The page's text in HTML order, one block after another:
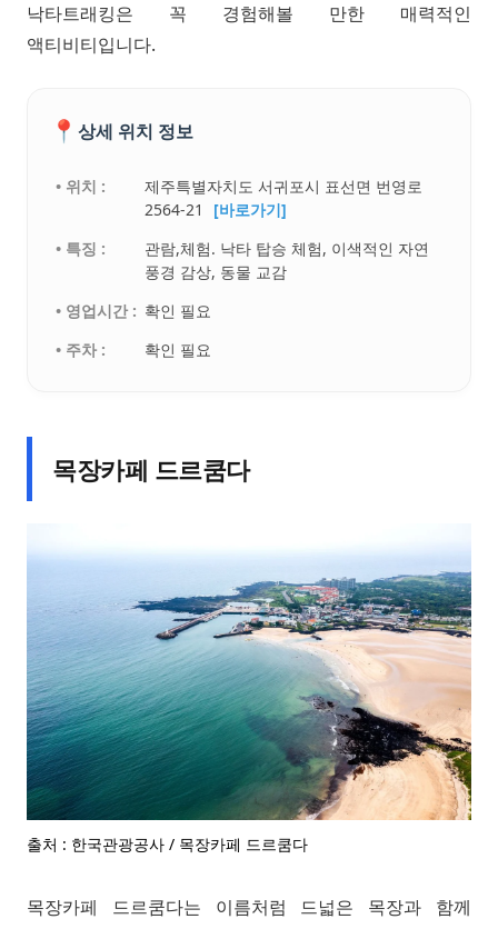
낙타트래킹은 꼭 경험해볼 만한 매력적인
액티비티입니다.
📍 상세 위치 정보
• 위치 :
제주특별자치도 서귀포시 표선면 번영로
2564-21
[바로가기]
• 특징 :
관람,체험. 낙타 탑승 체험, 이색적인 자연
풍경 감상, 동물 교감
• 영업시간 : 확인 필요
• 주차 :
확인 필요
목장카페 드르쿰다
출처 : 한국관광공사 / 목장카페 드르쿰다
목장카페 드르쿰다는 이름처럼 드넓은 목장과 함께